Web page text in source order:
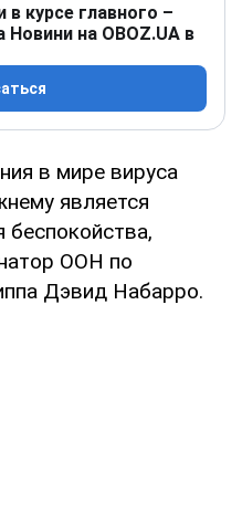
курсе главного –
на OBOZ.UA в
в мире вируса
является
ООН по
Дэвид Набарро.